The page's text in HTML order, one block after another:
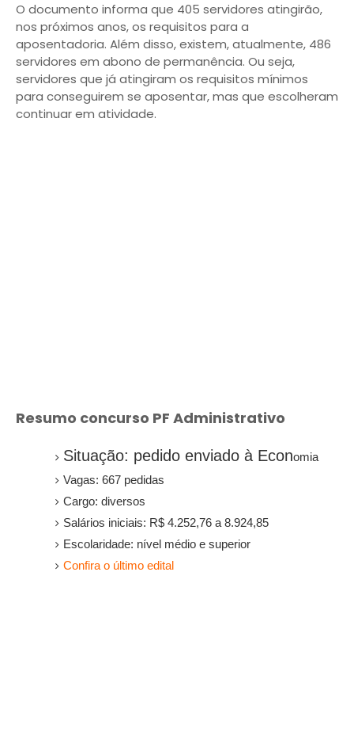
O documento informa que 405 servidores atingirão,
nos próximos anos, os requisitos para a
aposentadoria. Além disso, existem, atualmente, 486
servidores em abono de permanência. Ou seja,
servidores que já atingiram os requisitos mínimos
para conseguirem se aposentar, mas que escolheram
continuar em atividade.
Resumo concurso PF Administrativo
Situação: pedido enviado à Economia
Vagas: 667 pedidas
Cargo: diversos
Salários iniciais: R$ 4.252,76 a 8.924,85
Escolaridade: nível médio e superior
Confira o último edital